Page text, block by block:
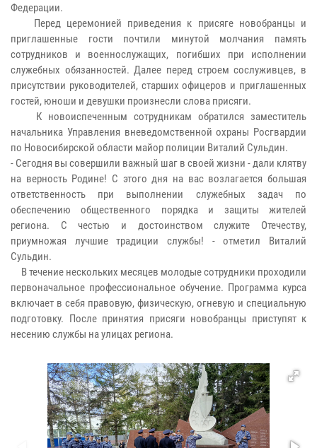
Федерации.
Перед церемонией приведения к присяге новобранцы и
приглашенные гости почтили минутой молчания память
сотрудников и военнослужащих, погибших при исполнении
служебных обязанностей. Далее перед строем сослуживцев, в
присутствии руководителей, старших офицеров и приглашенных
гостей, юноши и девушки произнесли слова присяги.
К новоиспеченным сотрудникам обратился заместитель
начальника Управления вневедомственной охраны Росгвардии
по Новосибирской области майор полиции Виталий Сульдин.
- Сегодня вы совершили важный шаг в своей жизни - дали клятву
на верность Родине! С этого дня на вас возлагается большая
ответственность при выполнении служебных задач по
обеспечению общественного порядка и защиты жителей
региона. С честью и достоинством служите Отечеству,
приумножая лучшие традиции службы! - отметил Виталий
Сульдин.
В течение нескольких месяцев молодые сотрудники проходили
первоначальное профессиональное обучение. Программа курса
включает в себя правовую, физическую, огневую и специальную
подготовку. После принятия присяги новобранцы приступят к
несению службы на улицах региона.